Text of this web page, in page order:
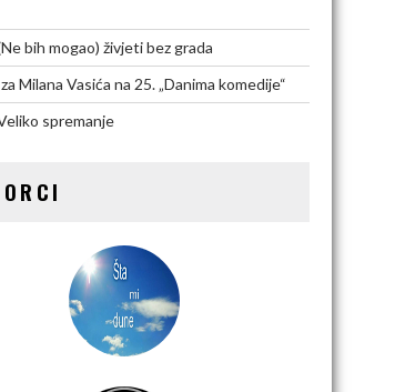
bih mogao) živjeti bez grada
Milana Vasića na 25. „Danima komedije“
spremanje